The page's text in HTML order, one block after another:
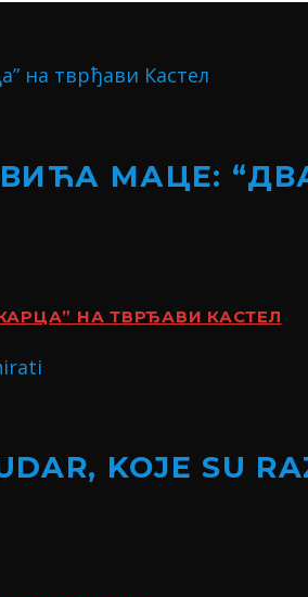
МАЦЕ:
НА ТВРЂАВИ КАСТЕЛ
KOJE SU